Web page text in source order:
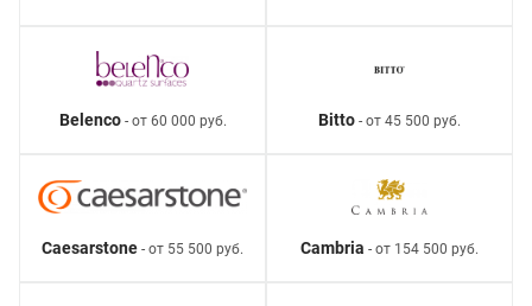
Belenco- от 60 000 руб. Bitto - от 45 500 руб.
Caesarstone - от 55 500 руб. Cambria - от 154 500 руб.